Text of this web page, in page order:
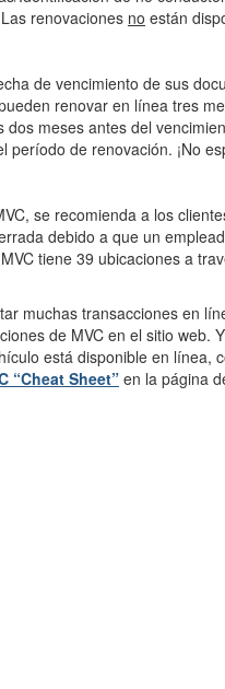
renovaciones no están
de vencimiento de sus
renovar en línea tres
dos meses antes del
período de renovación. ¡No
se recomienda a los
debido a que un
tiene 39 ubicaciones a
muchas transacciones en
de MVC en el sitio web.
está disponible en línea,
“Cheat Sheet” en la página